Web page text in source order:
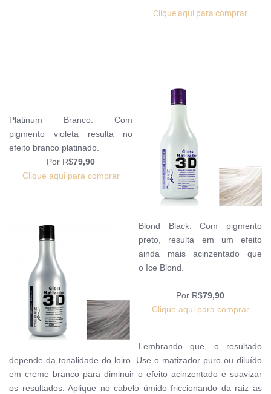
Clique aqui para comprar
Platinum Branco: Com
pigmento violeta resulta no
efeito branco platinado.
Por R$79,90
Clique aqui para comprar
Blond Black: Com pigmento
preto, resulta em um efeito
ainda mais acinzentado que
o Ice Blond.
Por R$79,90
Clique aqui para comprar
Lembrando que, o resultado
depende da tonalidade do loiro. Use o matizador puro ou diluído
em creme branco para diminuir o efeito acinzentado e suavizar
os resultados. Aplique no cabelo úmido friccionando da raiz as